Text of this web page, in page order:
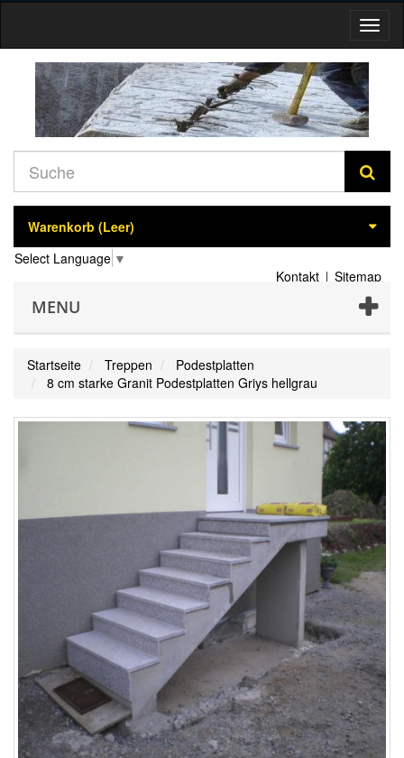
Warenkorb (Leer)
Select Language ▼
Kontakt
Sitemap
MENU
Startseite Treppen
Podestplatten
8 cm starke Granit Podestplatten Griys hellgrau